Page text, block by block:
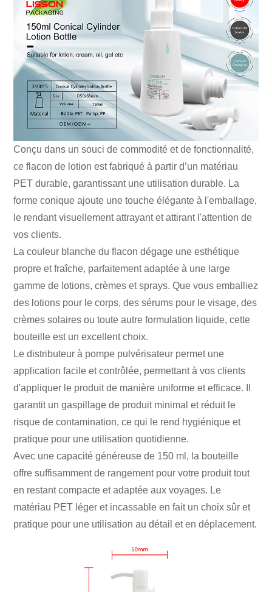
Conçu dans un souci de commodité et de fonctionnalité,
ce flacon de lotion est fabriqué à partir d’un matériau
PET durable, garantissant une utilisation durable. La
forme conique ajoute une touche élégante à l'emballage,
le rendant visuellement attrayant et attirant l'attention de
vos clients.
La couleur blanche du flacon dégage une esthétique
propre et fraîche, parfaitement adaptée à une large
gamme de lotions, crèmes et sprays. Que vous emballiez
des lotions pour le corps, des sérums pour le visage, des
crèmes solaires ou toute autre formulation liquide, cette
bouteille est un excellent choix.
Le distributeur à pompe pulvérisateur permet une
application facile et contrôlée, permettant à vos clients
d'appliquer le produit de manière uniforme et efficace. Il
garantit un gaspillage de produit minimal et réduit le
risque de contamination, ce qui le rend hygiénique et
pratique pour une utilisation quotidienne.
Avec une capacité généreuse de 150 ml, la bouteille
offre suffisamment de rangement pour votre produit tout
en restant compacte et adaptée aux voyages. Le
matériau PET léger et incassable en fait un choix sûr et
pratique pour une utilisation au détail et en déplacement.